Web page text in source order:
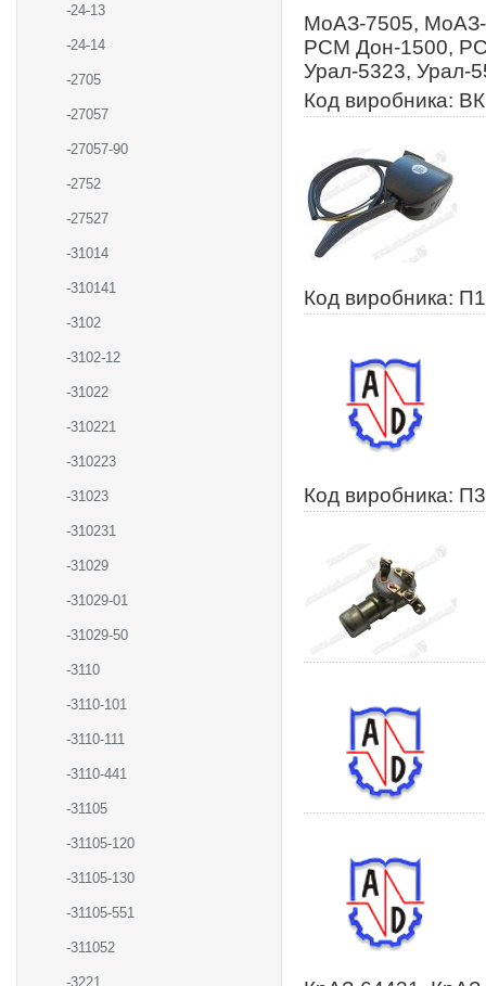
-24-13
-24-14
-2705
-27057
-27057-90
-2752
-27527
-31014
-310141
-3102
-3102-12
-31022
-310221
-310223
-31023
-310231
-31029
-31029-01
-31029-50
-3110
-3110-101
-3110-111
-3110-441
-31105
-31105-120
-31105-130
-31105-551
-311052
-3221
МоАЗ-7505,
РСМ Дон-1500,
Урал-5323, Урал-
Код виробника:
Код виробника:
Код виробника: